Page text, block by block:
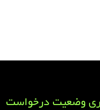
وضعیت درخواست